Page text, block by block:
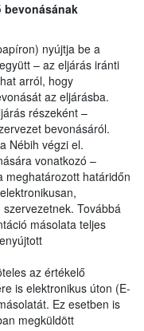
bevonásának
nyújtja be a
– az eljárás iránti
arról, hogy
az eljárásba.
részeként –
bevonásáról.
Nébih végzi el.
vonatkozó –
meghatározott határidőn
Továbbá
másolata teljes
az értékelő
is elektronikus úton (E-
Ez esetben is
megküldött